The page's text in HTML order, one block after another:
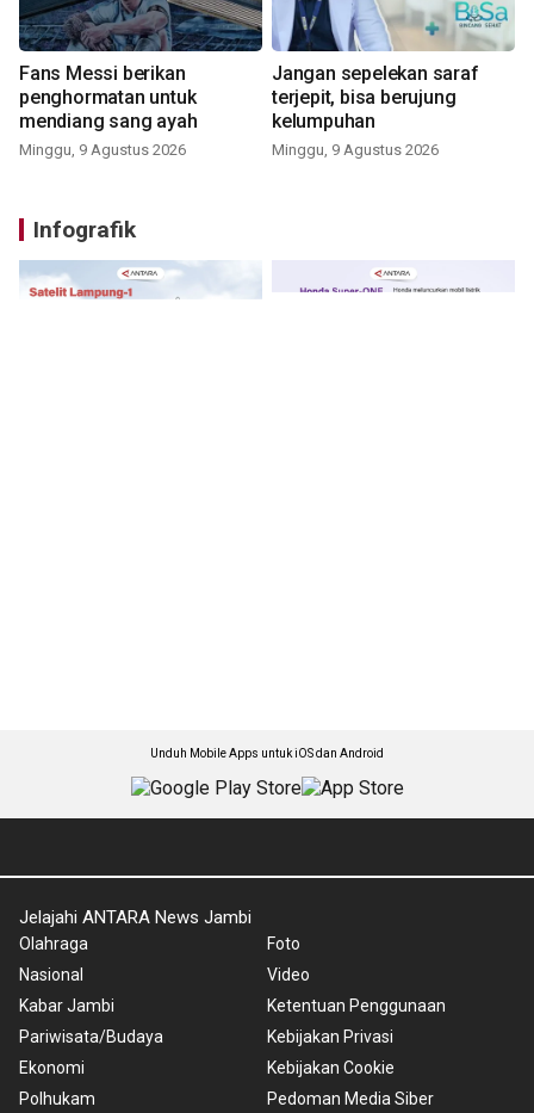
Fans Messi berikan
penghormatan untuk
mendiang sang ayah
Minggu, 9 Agustus 2026
Jangan sepelekan saraf
terjepit, bisa berujung
kelumpuhan
Minggu, 9 Agustus 2026
Infografik
Unduh Mobile Apps untuk iOS dan Android
Jelajahi ANTARA News Jambi
Olahraga
Nasional
Kabar Jambi
Pariwisata/Budaya
Ekonomi
Polhukam
Foto
Video
Ketentuan Penggunaan
Kebijakan Privasi
Kebijakan Cookie
Pedoman Media Siber